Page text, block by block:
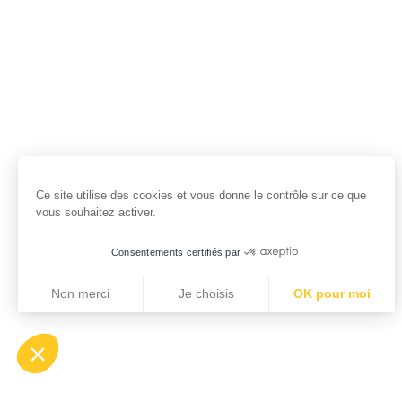
Ce site utilise des cookies et vous donne le contrôle sur ce que
vous souhaitez activer.
Consentements certifiés par
Non merci Je choisis OK pour moi
Notre plateforme vous permet d'adapter et de gérer vos